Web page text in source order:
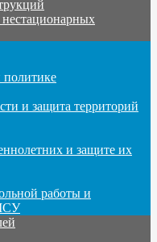
политике
и защита территорий
и защите их
работы и